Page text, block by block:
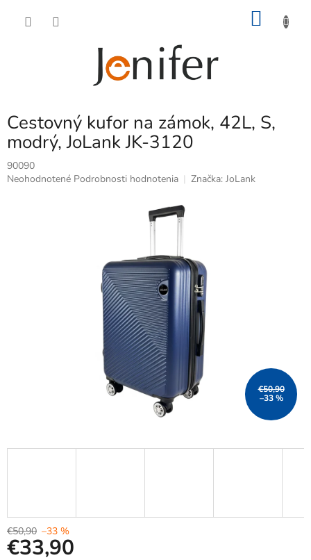
Cestovný kufor na zámok, 42L, S,
modrý, JoLank JK-3120
90090
Priemerné
Neohodnotené Podrobnosti hodnotenia Značka: JoLank
€50,90
–33 %
€50,90 –33 %
€33,90